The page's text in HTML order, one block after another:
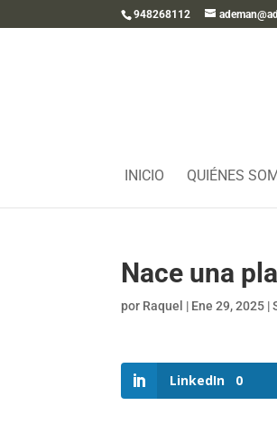
948268112
INICIO QUIÉNES
Nace una
por Raquel | Ene 29, 2025 |
LinkedIn 0